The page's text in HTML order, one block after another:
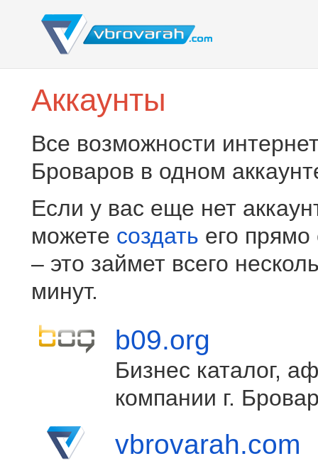
Аккаунты
Все возможности
Броваров в одном
Если у вас еще нет
можете создать его прямо
– это займет всего
минут.
b09.org
Бизнес каталог,
компании г.
vbrovarah.com